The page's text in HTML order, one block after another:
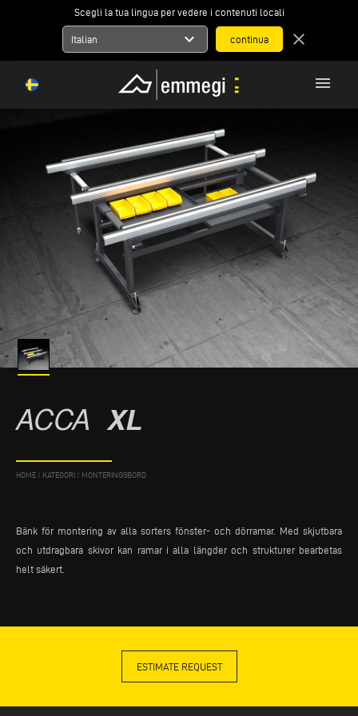
Scegli la tua lingua per vedere i contenuti locali
Italian expand_more close
menu
ACCA XL
HOME / KATEGORI / MONTERINGSBORD
Bänk för montering av alla sorters fönster- och dörramar. Med skjutbara
och utdragbara skivor kan ramar i alla längder och strukturer bearbetas
helt säkert.
ESTIMATE REQUEST